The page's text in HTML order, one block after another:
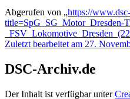
Abgerufen von „https://
title=SpG_SG_Motor_Dresden-
Zuletzt bearbeitet am 27.
DSC-Archiv.de
Der Inhalt ist verfügbar unter